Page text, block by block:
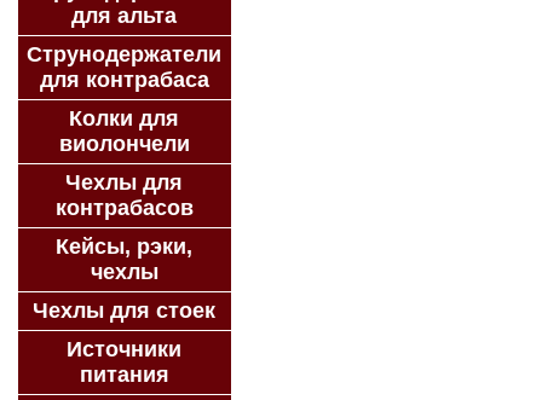
для альта
Струнодержатели
для контрабаса
Колки для
виолончели
Чехлы для
контрабасов
Кейсы, рэки,
чехлы
Чехлы для стоек
Источники
питания